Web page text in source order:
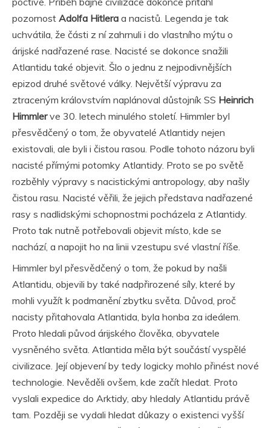
pozornost Adolfa Hitlera a nacistů. Legenda je tak
uchvátila, že části z ní zahrnuli i do vlastního mýtu o
árijské nadřazené rase. Nacisté se dokonce snažili
Atlantidu také objevit. Šlo o jednu z nejpodivnějších
epizod druhé světové války. Největší výpravu za
ztraceným královstvím naplánoval důstojník SS Heinrich
Himmlerve 30. letech minulého století. Himmler byl
přesvědčený o tom, že obyvatelé Atlantidy nejen
existovali, ale byli i čistou rasou. Podle tohoto názoru byli
nacisté přímými potomky Atlantidy. Proto se po světě
rozběhly výpravy s nacistickými antropology, aby našly
čistou rasu. Nacisté věřili, že jejich představa nadřazené
rasy s nadlidskými schopnostmi pocházela z Atlantidy.
Proto tak nutně potřebovali objevit místo, kde se
nachází, a napojit ho na linii vzestupu své vlastní říše.
Himmler byl přesvědčený o tom, že pokud by našli
Atlantidu, objevili by také nadpřirozené síly, které by
mohli využít k podmanění zbytku světa. Důvod, proč
nacisty přitahovala Atlantida, byla honba za ideálem.
Proto hledali původ árijského člověka, obyvatele
vysněného světa. Atlantida měla být součástí vyspělé
civilizace. Její objevení by tedy logicky mohlo přinést nové
technologie. Nevěděli ovšem, kde začít hledat. Proto
vyslali expedice do Arktidy, aby hledaly Atlantidu právě
tam. Později se vydali hledat důkazy o existenci vyšší